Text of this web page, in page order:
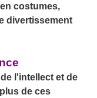
costumes,
divertissement
l'intellect et de
de ces